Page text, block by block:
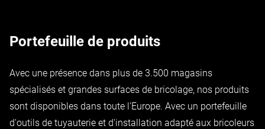
Portefeuille de produits
Avec une présence dans plus de 3.500 magasins
spécialisés et grandes surfaces de bricolage, nos produits
sont disponibles dans toute l'Europe. Avec un portefeuille
d'outils de tuyauterie et d'installation adapté aux bricoleurs